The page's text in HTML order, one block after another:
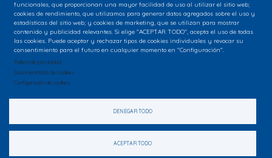
función.
Días de representación: 2 horas antes del
comienzo del espectáculo.
funcionales, que proporcionan una mayor facilidad de uso al utilizar el sitio web;
cookies de rendimiento, que utilizamos para generar datos agregados sobre el uso y
estadísticas del sitio web; y cookies de marketing, que se utilizan para mostrar
contenido y publicidad relevantes. Si elige "ACEPTAR TODO", acepta el uso de todas
las cookies. Puede aceptar y rechazar tipos de cookies individuales y revocar su
consentimiento para el futuro en cualquier momento en "Configuración".
Política de privacidad
Documentación de cookies
Configuración de cookies
DENEGAR TODO
ACEPTAR TODO